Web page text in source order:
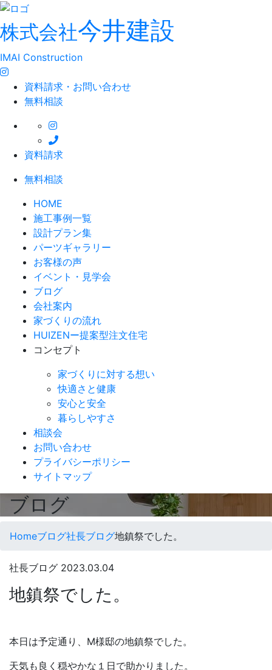
株式会社今井建設
IMAI Construction
資料請求・お問い合わせ
無料相談
資料請求
無料相談
HOME
施工事例一覧
設計プラン集
パーツギャラリー
お客様の声
イベント・見学会
ブログ
会社案内
家づくりの流れ
HUIZENー提案型注文住宅
コンセプト
家づくりに対する想い
快適さと健康
安心と安全
暮らしやすさ
相談会
お問い合わせ
プライバシーポリシー
サイトマップ
ブログ
Homeブログ社長ブログ地鎮祭でした。
社長ブログ 2023.03.04
地鎮祭でした。
本日は予定通り、M様邸の地鎮祭でした。
天気も良く穏やかな１日で助かりました。